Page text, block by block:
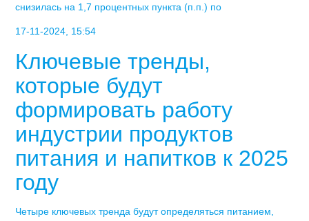
снизилась на 1,7 процентных пункта (п.п.) по
17-11-2024, 15:54
Ключевые тренды,
которые будут
формировать работу
индустрии продуктов
питания и напитков к 2025
году
Четыре ключевых тренда будут определяться питанием,